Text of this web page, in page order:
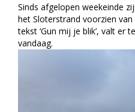
Sinds afgelopen weekeinde
het Sloterstrand voorzien
tekst ‘Gun mij je blik’, valt er
vandaag.